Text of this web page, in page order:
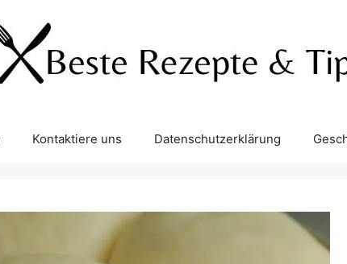
Kontaktiere uns Datenschutzerklärung